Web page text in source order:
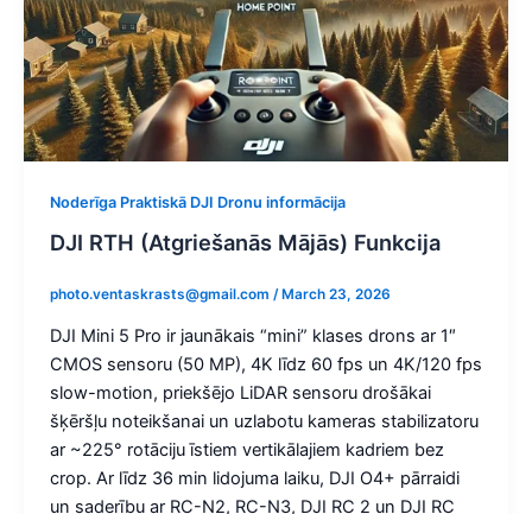
Noderīga Praktiskā DJI Dronu informācija
DJI RTH (Atgriešanās Mājās) Funkcija
photo.ventaskrasts@gmail.com / March 23, 2026
DJI Mini 5 Pro ir jaunākais “mini” klases drons ar 1″
CMOS sensoru (50 MP), 4K līdz 60 fps un 4K/120 fps
slow-motion, priekšējo LiDAR sensoru drošākai
šķēršļu noteikšanai un uzlabotu kameras stabilizatoru
ar ~225° rotāciju īstiem vertikālajiem kadriem bez
crop. Ar līdz 36 min lidojuma laiku, DJI O4+ pārraidi
un saderību ar RC-N2, RC-N3, DJI RC 2 un DJI RC